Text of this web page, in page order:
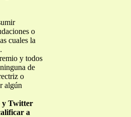
o
cuales la
y todos
de
o
algún
y Twitter
a